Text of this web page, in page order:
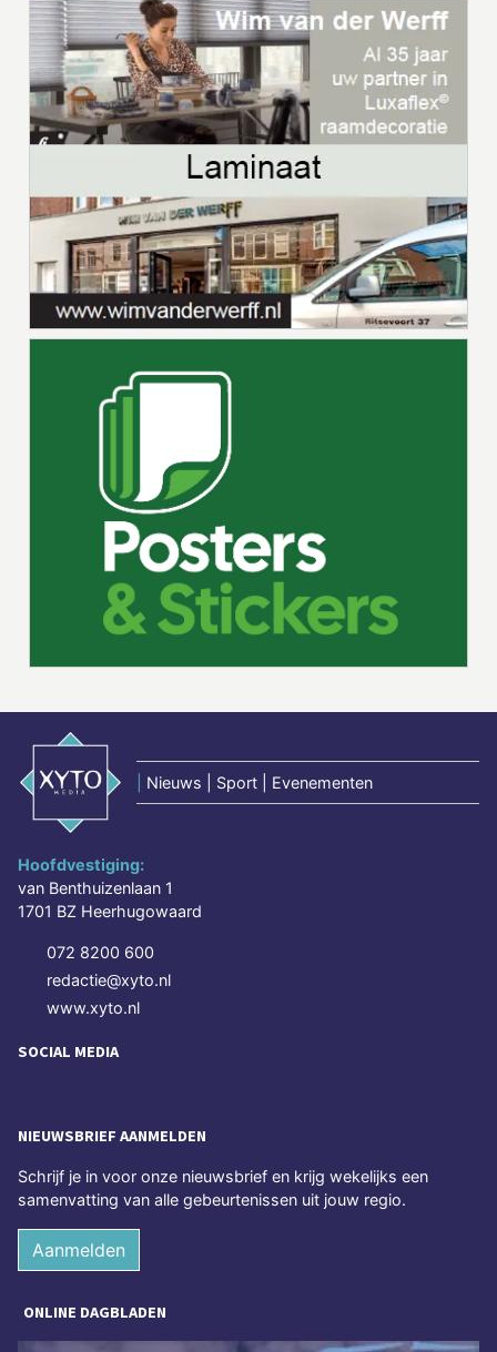
Nieuws | Sport | Evenementen
Hoofdvestiging:
van Benthuizenlaan 1
1701 BZ Heerhugowaard
072 8200 600
redactie@xyto.nl
www.xyto.nl
SOCIAL MEDIA
NIEUWSBRIEF AANMELDEN
Schrijf je in voor onze nieuwsbrief en krijg wekelijks een
samenvatting van alle gebeurtenissen uit jouw regio.
Aanmelden
ONLINE DAGBLADEN